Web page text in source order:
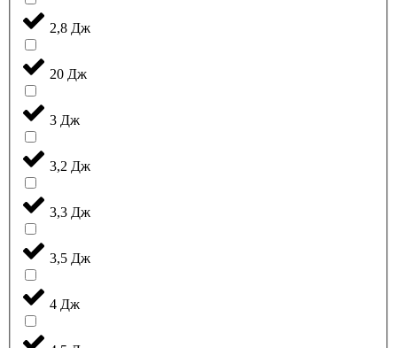
2,8 Дж
20 Дж
3 Дж
3,2 Дж
3,3 Дж
3,5 Дж
4 Дж